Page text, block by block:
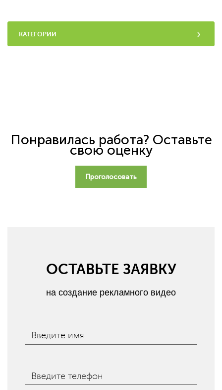
КАТЕГОРИИ
Понравилась работа? Оставьте
свою оценку
Проголосовать
ОСТАВЬТЕ ЗАЯВКУ
на создание рекламного видео
Введите имя
Введите телефон